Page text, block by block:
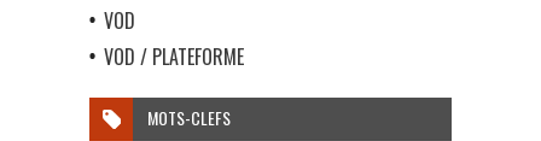
VOD
VOD / PLATEFORME
MOTS-CLEFS